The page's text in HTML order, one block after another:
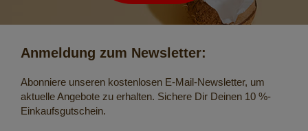
Anmeldung zum Newsletter:
Abonniere unseren kostenlosen E-Mail-Newsletter, um
aktuelle Angebote zu erhalten. Sichere Dir Deinen 10 %-
Einkaufsgutschein.